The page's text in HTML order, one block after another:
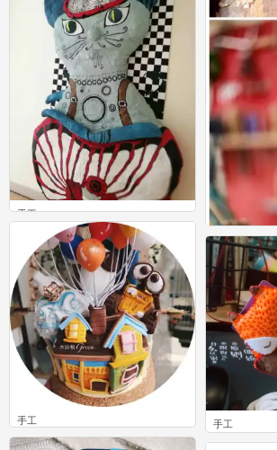
手工
0
手工
0
手工
0
手工